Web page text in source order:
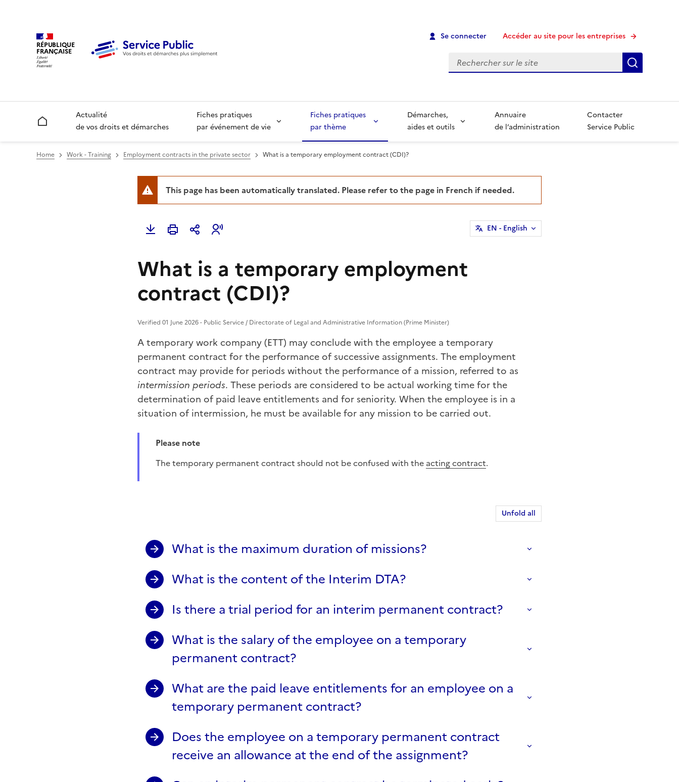
RÉPUBLIQUE
FRANÇAISE
Se connecter Accéder au site pour les entreprises
Recherche
Accueil
Actualité
de vos droits et démarches
Fiches pratiques
par événement de vie
Fiches pratiques
par thème
Démarches,
aides et outils
Annuaire
de l’administration
Contacter
Service Public
Home Work - Training Employment contracts in the private sector What is a temporary employment contract (CDI)?
This page has been automatically translated. Please refer to the page in French if needed.
EN - English
What is a temporary employment
contract (CDI)?
Verified 01 June 2026 - Public Service / Directorate of Legal and Administrative Information (Prime Minister)
A temporary work company (ETT) may conclude with the employee a temporary
permanent contract for the performance of successive assignments. The employment
contract may provide for periods without the performance of a mission, referred to as
intermission periods. These periods are considered to be actual working timefor the
determination of paid leave entitlements and for seniority. When the employee is in a
situation of intermission, he must be available for any mission to be carried out.
Please note
The temporary permanent contract should not be confused with the acting contract.
Unfold all
What is the maximum duration of missions?
What is the content of the Interim DTA?
Is there a trial period for an interim permanent contract?
What is the salary of the employee on a temporary
permanent contract?
What are the paid leave entitlements for an employee on a
temporary permanent contract?
Does the employee on a temporary permanent contract
receive an allowance at the end of the assignment?